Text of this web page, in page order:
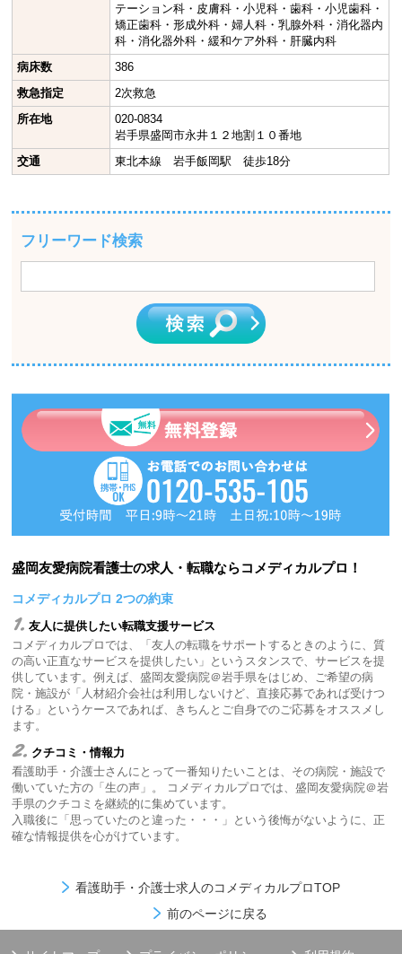
テーション科・皮膚科・小児科・歯科・小児歯科・
矯正歯科・形成外科・婦人科・乳腺外科・消化器内
科・消化器外科・緩和ケア外科・肝臓内科
病床数
386
救急指定
2次救急
所在地
020-0834
岩手県盛岡市永井１２地割１０番地
交通
東北本線 岩手飯岡駅 徒歩18分
フリーワード検索
盛岡友愛病院看護士の求人・転職ならコメディカルプロ！
コメディカルプロ 2つの約束
1. 友人に提供したい転職支援サービス
コメディカルプロでは、「友人の転職をサポートするときのように、質
の高い正直なサービスを提供したい」というスタンスで、サービスを提
供しています。例えば、盛岡友愛病院＠岩手県をはじめ、ご希望の病
院・施設が「人材紹介会社は利用しないけど、直接応募であれば受けつ
ける」というケースであれば、きちんとご自身でのご応募をオススメし
ます。
2. クチコミ・情報力
看護助手・介護士さんにとって一番知りたいことは、その病院・施設で
働いていた方の「生の声」。 コメディカルプロでは、盛岡友愛病院＠岩
手県のクチコミを継続的に集めています。
入職後に「思っていたのと違った・・・」という後悔がないように、正
確な情報提供を心がけています。
看護助手・介護士求人のコメディカルプロTOP
前のページに戻る